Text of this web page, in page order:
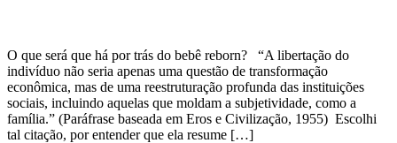
O que será que há por trás do bebê reborn? “A libertação do
indivíduo não seria apenas uma questão de transformação
econômica, mas de uma reestruturação profunda das instituições
sociais, incluindo aquelas que moldam a subjetividade, como a
família.” (Paráfrase baseada em Eros e Civilização, 1955) Escolhi
tal citação, por entender que ela resume […]